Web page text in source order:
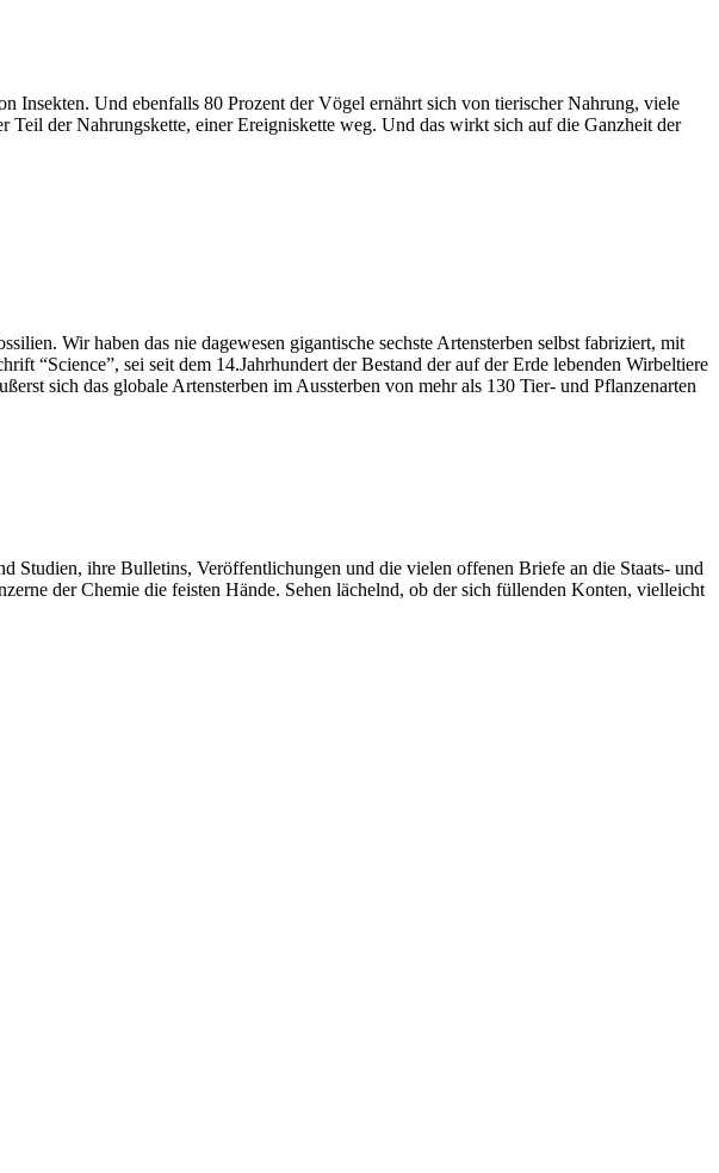
Und ebenfalls 80 Prozent der Vögel ernährt sich von tierischer Nahrung, viele
der Nahrungskette, einer Ereigniskette weg. Und das wirkt sich auf die Ganzheit der
Wir haben das nie dagewesen gigantische sechste Artensterben selbst fabriziert, mit
“Science”, sei seit dem 14.Jahrhundert der Bestand der auf der Erde lebenden Wirbeltiere
sich das globale Artensterben im Aussterben von mehr als 130 Tier- und Pflanzenarten
Studien, ihre Bulletins, Veröffentlichungen und die vielen offenen Briefe an die Staats- und
der Chemie die feisten Hände. Sehen lächelnd, ob der sich füllenden Konten, vielleicht